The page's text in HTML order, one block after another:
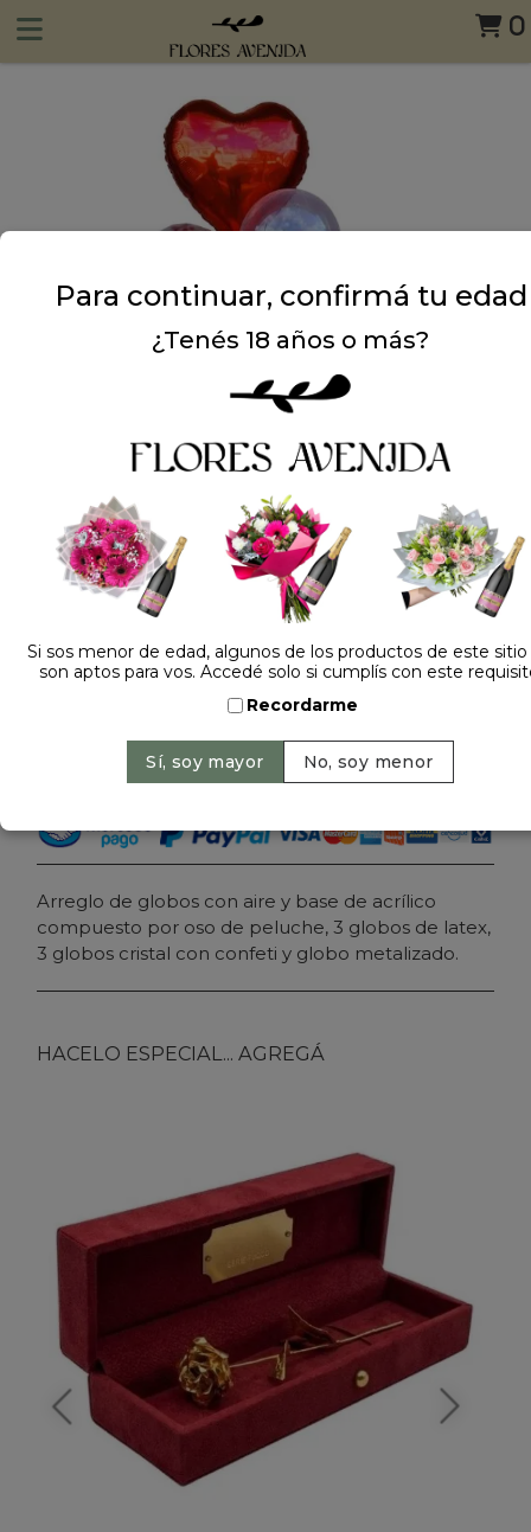
0
Dejá tu opinión
ARREGLO DE GLOBOS TE AMO CON PELUCHE
Precio: $ 99.000- $ 119.000 17% OFF
Agregar al carrito
Arreglo de globos con aire y base de acrílico
compuesto por oso de peluche, 3 globos de latex,
3 globos cristal con confeti y globo metalizado.
HACELO ESPECIAL... AGREGÁ
Para continuar, confirmá tu edad
¿Tenés 18 años o más?
Si sos menor de edad, algunos de los productos de este
son aptos para vos. Accedé solo si cumplís con este
Recordarme